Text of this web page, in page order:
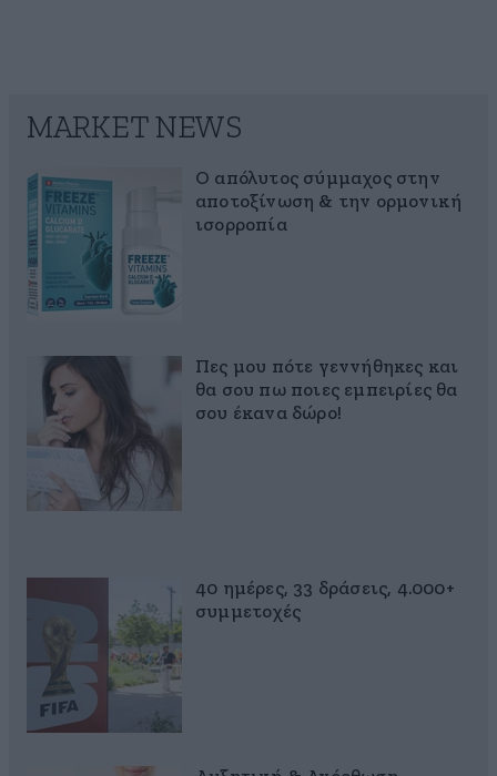
MARKET NEWS
Ο απόλυτος σύμμαχος στην
αποτοξίνωση & την ορμονική
ισορροπία
Πες μου πότε γεννήθηκες και
θα σου πω ποιες εμπειρίες θα
σου έκανα δώρο!
40 ημέρες, 33 δράσεις, 4.000+
συμμετοχές